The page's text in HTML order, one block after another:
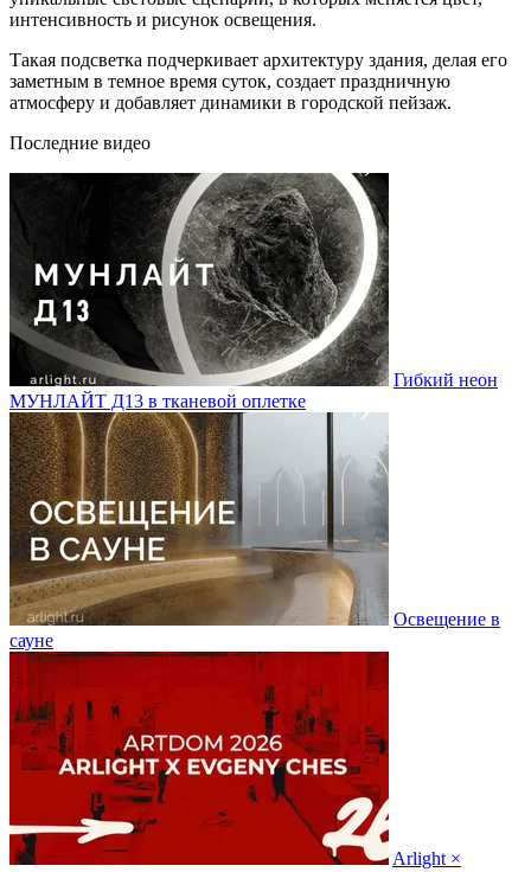
интенсивность и рисунок освещения.
Такая подсветка подчеркивает архитектуру здания, делая его
заметным в темное время суток, создает праздничную
атмосферу и добавляет динамики в городской пейзаж.
Последние видео
Гибкий неон
МУНЛАЙТ Д13 в тканевой оплетке
Освещение в
сауне
Arlight ×